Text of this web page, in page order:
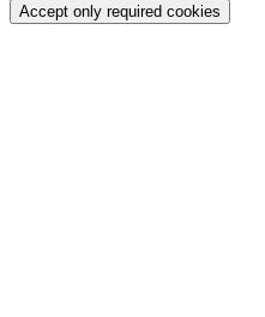
Accept only required cookies